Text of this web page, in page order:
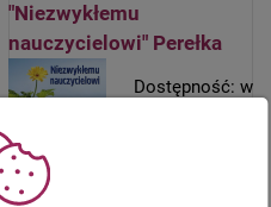
"Niezwykłemu
nauczycielowi" Perełka
Dostępność: w